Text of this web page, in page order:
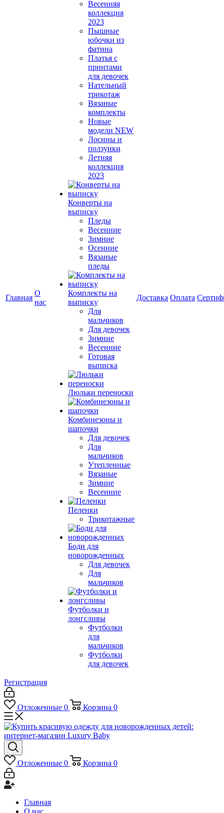
Главная
О
нас
Весенняя
коллекция
2023
Пышные
юбочки из
фатина
Платья с
принтами
для девочек
Нательный
трикотаж
Вязаные
комплекты
Новые
модели NEW
Лосины и
ползунки
Летняя
коллекция
2023
Конверты на
выписку
Пледы
Весенние
Зимние
Осенние
Вязаные
пледы
Комплекты на
выписку
Для
мальчиков
Для девочек
Зимние
Весенние
Готовая
выписка
Люльки переноски
Комбинезоны и
шапочки
Для девочек
Для
мальчиков
Утепленные
Вязаные
Зимние
Весенние
Пеленки
Трикотажные
Боди для
новорожденных
Для девочек
Для
мальчиков
Футболки и
лонгсливы
Футболки
для
мальчиков
Футболки
для девочек
Доставка Оплата
Регистрация
Отложенные 0 Корзина 0
Отложенные 0 Корзина 0
Главная
О нас